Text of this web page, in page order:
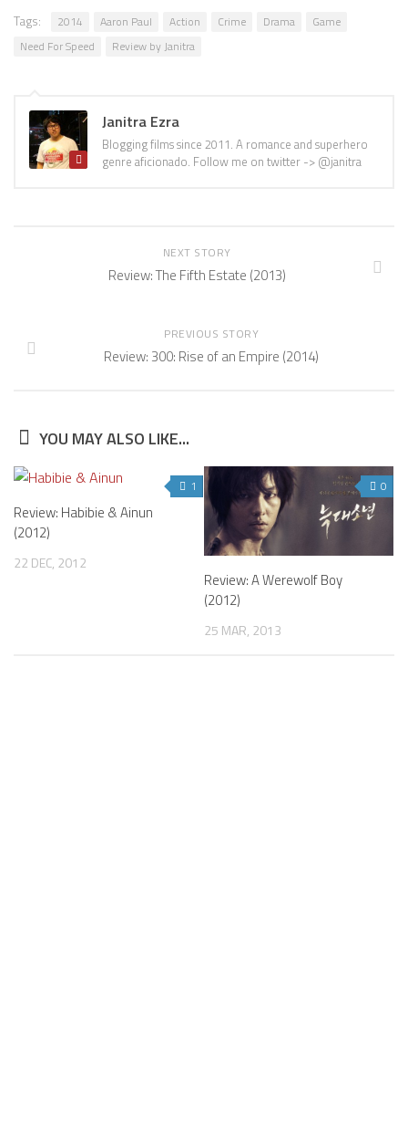
Tags: 2014 Aaron Paul Action Crime Drama
Game
Need For Speed
Review by Janitra
Janitra Ezra
Blogging films since 2011. A romance and superhero
genre aficionado. Follow me on twitter -> @janitra
NEXT STORY
Review: The Fifth Estate (2013)
PREVIOUS STORY
Review: 300: Rise of an Empire (2014)
YOU MAY ALSO LIKE...
1
Review: Habibie & Ainun
(2012)
22 DEC, 2012
0
Review: A Werewolf Boy
(2012)
25 MAR, 2013